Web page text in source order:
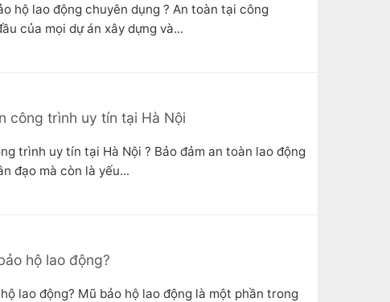
hộ lao động chuyên dụng ? An toàn tại công
của mọi dự án xây dựng và...
công trình uy tín tại Hà Nội
trình uy tín tại Hà Nội ? Bảo đảm an toàn lao động
đạo mà còn là yếu...
hộ lao động?
lao động? Mũ bảo hộ lao động là một phần trong